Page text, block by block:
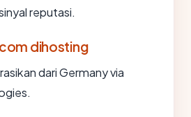
reputasi.
dihosting
dari Germany via